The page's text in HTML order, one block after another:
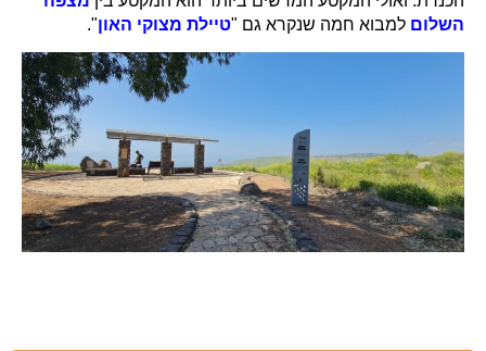
השלום למבוא חמה שנקרא גם "טיילת מצוקי האון".